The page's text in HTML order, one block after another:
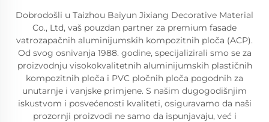
Dobrodošli u Taizhou Baiyun Jixiang Decorative Material
Co., Ltd, vaš pouzdan partner za premium fasade
vatrozapačnih aluminijumskih kompozitnih ploča (ACP).
Od svog osnivanja 1988. godine, specijalizirali smo se za
proizvodnju visokokvalitetnih aluminijumskih plastičnih
kompozitnih ploča i PVC pločnih ploča pogodnih za
unutarnje i vanjske primjene. S našim dugogodišnjim
iskustvom i posvećenosti kvaliteti, osiguravamo da naši
prozornji proizvodi ne samo da ispunjavaju, već i